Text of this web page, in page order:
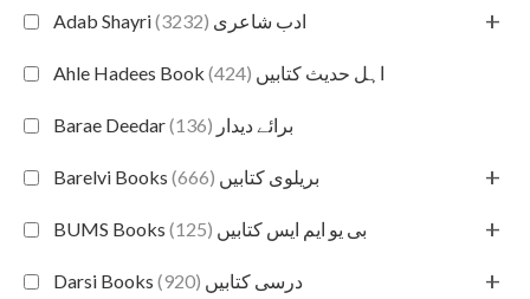
Adab Shayri ادب شاعری (3232) +
Ahle Hadees Book اہل حدیث کتابیں (424)
Barae Deedar برائے دیدار (136)
Barelvi Books بریلوی کتابیں (666) +
BUMS Books بی یو ایم ایس کتابیں (125) +
Darsi Books درسی کتابیں (920) +